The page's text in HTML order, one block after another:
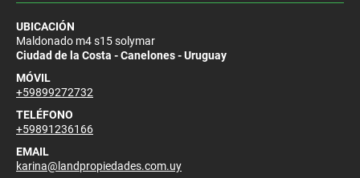
UBICACIÓN
Maldonado m4 s15 solymar
Ciudad de la Costa - Canelones - Uruguay
MÓVIL
+59899272732
TELÉFONO
+59891236166
EMAIL
karina@landpropiedades.com.uy